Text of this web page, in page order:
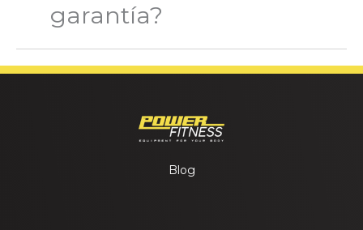
garantía?
Blog